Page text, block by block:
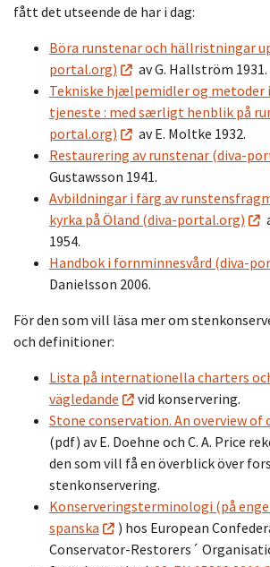
fått det utseende de har i dag:
Böra runstenar och hällristningar
portal.org)
av G. Hallström 1931.
Tekniske hjælpemidler og metoder
tjeneste : med særligt henblik på
portal.org)
av E. Moltke 1932.
Restaurering av runstenar (diva-
Gustawsson 1941.
Avbildningar i färg av
kyrka på Öland (diva-portal.org)
1954.
Handbok i fornminnesvård (diva-
Danielsson 2006.
För den som vill läsa mer om
och definitioner:
Lista på internationella charters
vägledande
vid konservering.
Stone conservation. An overview of
(pdf) av E. Doehne och C. A. Price
den som vill få en överblick över
stenkonservering.
Konserveringsterminologi (på
spanska
) hos European
Conservator-Restorers´